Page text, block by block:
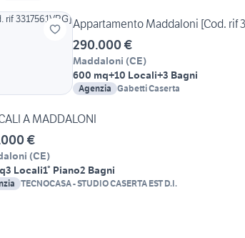
Appartamento Maddaloni [Cod. rif
290.000 €
Maddaloni (CE)
600 mq+10 Locali+3 Bagni
Agenzia Gabetti Caserta
A MADDALONI
€
(CE)
3 Locali1° Piano2 Bagni
TECNOCASA - STUDIO CASERTA EST D.I.